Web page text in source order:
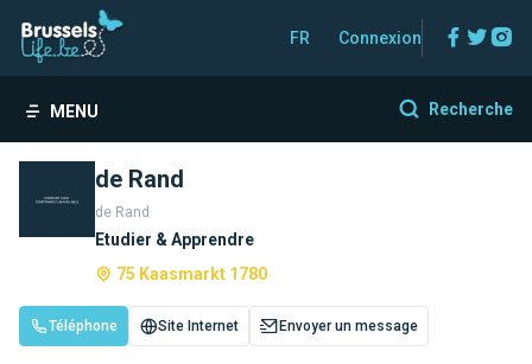
FR Connexion
MENU Recherche
de Rand
de Rand
Etudier & Apprendre
75 Kaasmarkt 1780
Téléphone Site Internet Envoyer un message